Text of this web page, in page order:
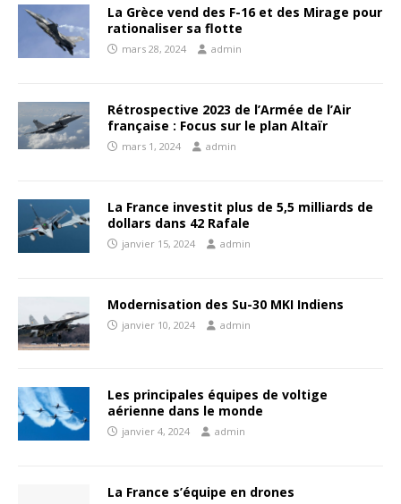
La Grèce vend des F-16 et des Mirage pour
rationaliser sa flotte
mars 28, 2024 admin
Rétrospective 2023 de l’Armée de l’Air
française : Focus sur le plan Altaïr
mars 1, 2024 admin
La France investit plus de 5,5 milliards de
dollars dans 42 Rafale
janvier 15, 2024 admin
Modernisation des Su-30 MKI Indiens
janvier 10, 2024 admin
Les principales équipes de voltige
aérienne dans le monde
janvier 4, 2024 admin
La France s’équipe en drones